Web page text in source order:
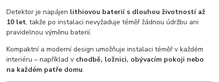
Detektor je napájen lithiovou baterií s dlouhou životností až
10 let, takže po instalaci nevyžaduje téměř žádnou údržbu ani
pravidelnou výměnu baterií.
Kompaktní a moderní design umožňuje instalaci téměř v každém
interiéru – například v chodbě, ložnici, obývacím pokoji nebo
na každém patře domu.